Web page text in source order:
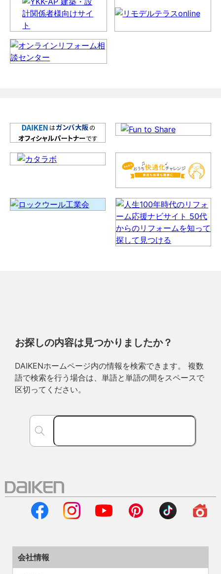
お探しの内容は見つかりましたか？
DAIKENホームページ内の情報を検索できます。 複数
語で検索を行う場合は、単語と単語の間をスペースで
区切ってください。
会社情報